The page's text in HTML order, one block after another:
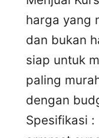
harga yang
dan bukan
siap untuk
paling
dengan
Spesifikasi